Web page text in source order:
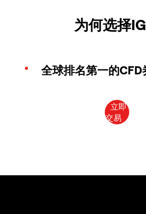
为何选择
全球排名第一的CFD